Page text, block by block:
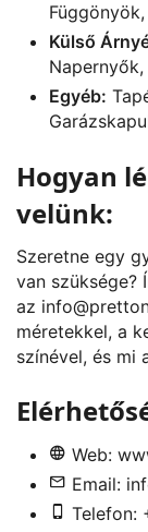
Külső
Egyéb:
Hogyan
velünk:
Szeretne egy
van szüksége?
az
méretekkel, a
színével, és mi
Web:
Email:
Telefon: